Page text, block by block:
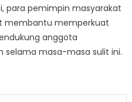
para pemimpin masyarakat
membantu memperkuat
anggota
selama masa-masa sulit ini.